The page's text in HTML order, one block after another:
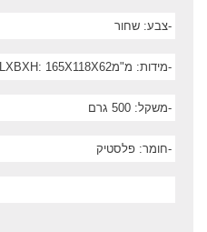
-צבע: שחור
-מידות: מ"מLXBXH: 165X118X62
-משקל: 500 גרם
-חומר: פלסטיק